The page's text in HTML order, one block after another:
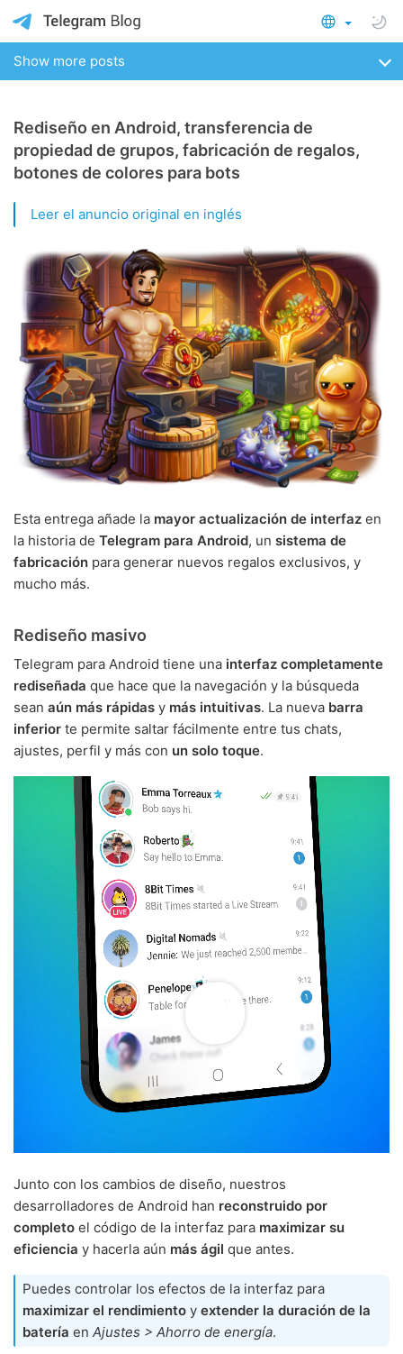
Show more posts
Rediseño en Android, transferencia de
propiedad de grupos, fabricación de regalos,
botones de colores para bots
Leer el anuncio original en inglés
Esta entrega añade la mayor actualización de interfaz en
la historia de Telegram para Android, un sistema de
fabricación para generar nuevos regalos exclusivos, y
mucho más.
Rediseño masivo
Telegram para Android tiene una interfaz completamente
rediseñada que hace que la navegación y la búsqueda
sean aún más rápidas y más intuitivas. La nueva barra
inferior te permite saltar fácilmente entre tus chats,
ajustes, perfil y más con un solo toque.
Junto con los cambios de diseño, nuestros
desarrolladores de Android han reconstruido por
completo el código de la interfaz para maximizar su
eficiencia y hacerla aún más ágil que antes.
Puedes controlar los efectos de la interfaz para
maximizar el rendimiento y extender la duración de la
batería en Ajustes > Ahorro de energía.